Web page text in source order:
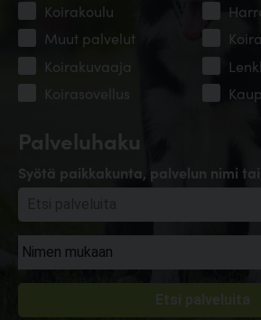
Palveluhaku
Syötä paikkakunta, palvelun nimi
Koirakoulu
Muut palvelut
Koirakuvaaja
Koirasovellus